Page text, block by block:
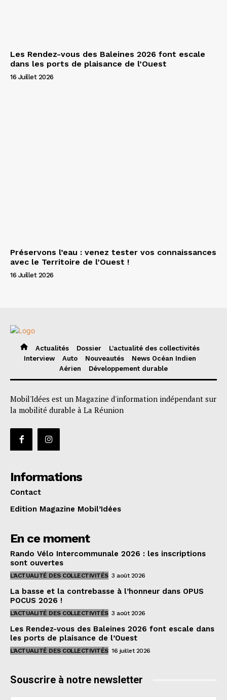
Les Rendez-vous des Baleines 2026 font escale
dans les ports de plaisance de l’Ouest
16 Juillet 2026
Préservons l’eau : venez tester vos connaissances
avec le Territoire de l’Ouest !
16 Juillet 2026
Actualités Dossier
L’actualité des collectivités
Interview
Auto Nouveautés
News Océan Indien
Aérien
Développement durable
Mobil'Idées est un Magazine d'information indépendant sur
la mobilité durable à La Réunion
Informations
Contact
Edition Magazine Mobil’Idées
En ce moment
Rando Vélo Intercommunale 2026 : les inscriptions
sont ouvertes
L'ACTUALITÉ DES COLLECTIVITÉS 3 août 2026
La basse et la contrebasse à l’honneur dans OPUS
POCUS 2026 !
L'ACTUALITÉ DES COLLECTIVITÉS 3 août 2026
Les Rendez-vous des Baleines 2026 font escale dans
les ports de plaisance de l’Ouest
L'ACTUALITÉ DES COLLECTIVITÉS 16 juillet 2026
Souscrire à notre newsletter